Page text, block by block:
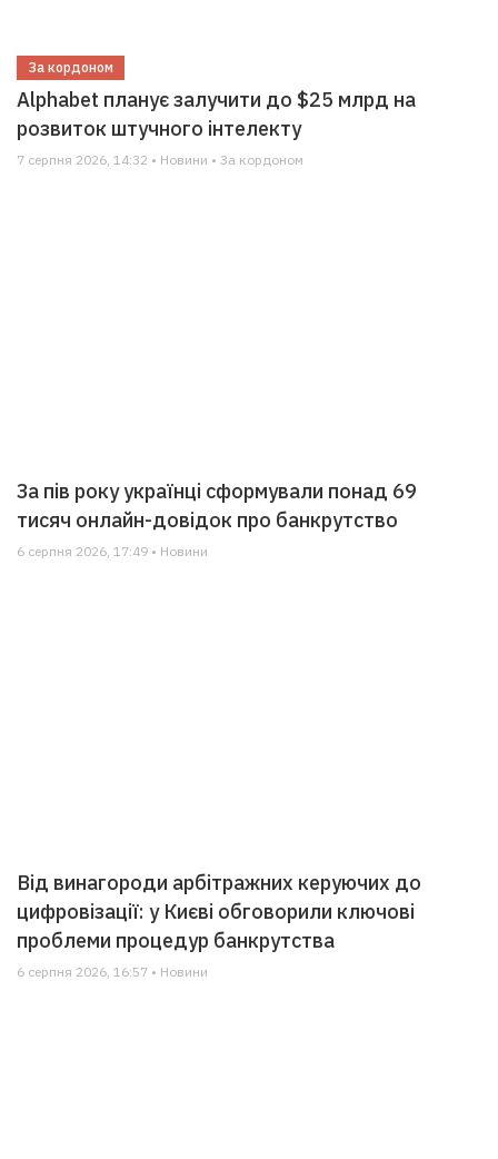
За кордоном
Alphabet планує залучити до $25 млрд на
розвиток штучного інтелекту
7 серпня 2026, 14:32 • Новини • За кордоном
За пів року українці сформували понад 69
тисяч онлайн-довідок про банкрутство
6 серпня 2026, 17:49 • Новини
Від винагороди арбітражних керуючих до
цифровізації: у Києві обговорили ключові
проблеми процедур банкрутства
6 серпня 2026, 16:57 • Новини